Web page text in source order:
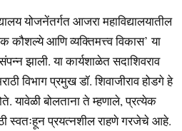
योजनेंतर्गत आजरा महाविद्यालयातील
कौशल्ये आणि व्यक्तिमत्त्व विकास’ या
झाली. या कार्यशाळेत सदाशिवराव
विभाग प्रमुख डॉ. शिवाजीराव होडगे हे
यावेळी बोलताना ते म्हणाले, प्रत्येक
स्वतःहून प्रयत्नशील राहणे गरजेचे आहे.